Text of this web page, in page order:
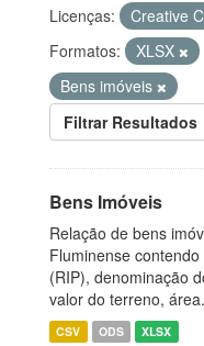
Licenças:
Creative
Formatos:
XLSX
Bens imóveis
Filtrar Resultados
Bens Imóveis
Relação de bens
Fluminense
(RIP), denominação
valor do terreno,
CSV ODS XLSX